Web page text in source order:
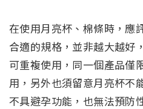
在使用月亮杯、棉條時，應
合適的規格，並非越大越好
可重複使用，同一個產品僅
用，另外也須留意月亮杯不
不具避孕功能，也無法預防